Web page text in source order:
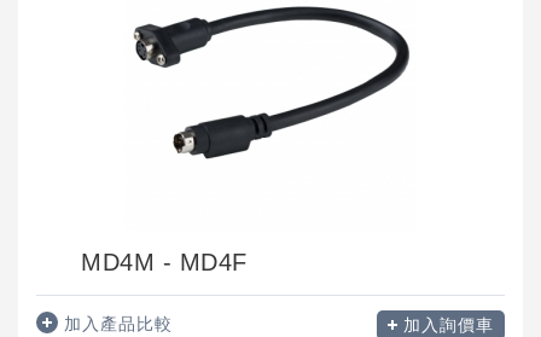
MD4M - MD4F
加入產品比較 加入詢價車